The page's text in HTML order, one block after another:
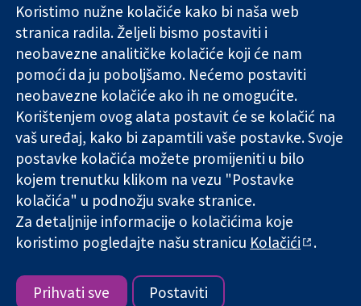
Pouzdani dokazi.
Utemeljeni
dokazi.
Bolje zdravlje.
London
W1G 0AN
Ujedinjeno
Kraljevstvo
Novosti
medije
O nama
Poslovi
Cochrane
Library
The Cochrane Collaboration is a charity (no. 1045921) and a
company limited by guarantee (no. 03044323) registered in
England & Wales. VAT registration number GB 718 2127 49.
Copyright © 2026 The Cochrane Collaboration
Politika kolačića|Postavke kolačića
Koristimo nužne kolačiće kako bi naša web
stranica radila. Željeli bismo postaviti i
neobavezne analitičke kolačiće koji će nam
pomoći da ju poboljšamo. Nećemo postaviti
neobavezne kolačiće ako ih ne omogućite.
Korištenjem ovog alata postavit će se kolačić na
vaš uređaj, kako bi zapamtili vaše postavke. Svoje
postavke kolačića možete promijeniti u bilo
kojem trenutku klikom na vezu "Postavke
kolačića" u podnožju svake stranice.
Za detaljnije informacije o kolačićima koje
koristimo pogledajte našu stranicu Kolačići .
Prihvati sve Postaviti